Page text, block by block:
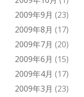
2009年9月 (23)
2009年8月 (17)
2009年7月 (20)
2009年6月 (15)
2009年4月 (17)
2009年3月 (23)